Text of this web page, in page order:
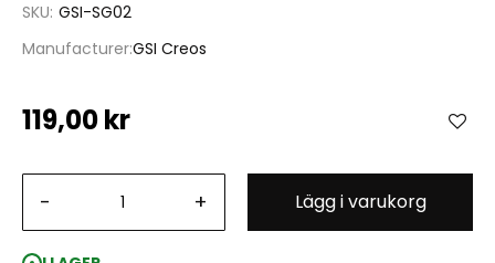
SKU GSI-SG02
ManufacturerGSI Creos
119,00 kr
- + Lägg i varukorg
bildgalleriet
av
bildgalleriet